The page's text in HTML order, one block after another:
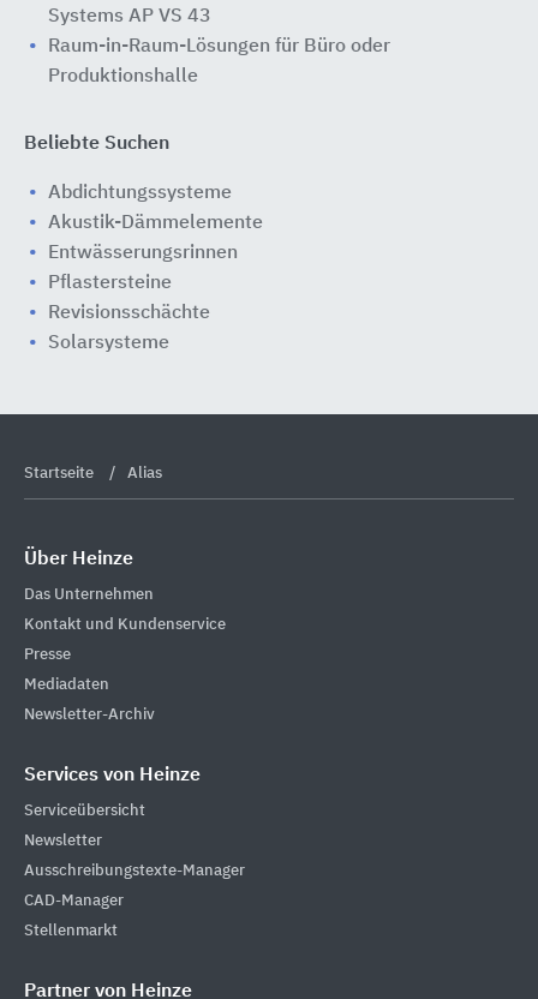
Systems AP VS 43
Raum-in-Raum-Lösungen für Büro oder
Produktionshalle
Beliebte Suchen
Abdichtungssysteme
Akustik-Dämmelemente
Entwässerungsrinnen
Pflastersteine
Revisionsschächte
Solarsysteme
Startseite Alias
Über Heinze
Das Unternehmen
Kontakt und Kundenservice
Presse
Mediadaten
Newsletter-Archiv
Services von Heinze
Serviceübersicht
Newsletter
Ausschreibungstexte-Manager
CAD-Manager
Stellenmarkt
Partner von Heinze